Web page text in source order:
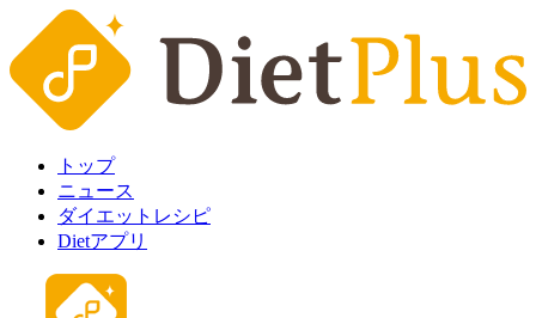
トップ
ニュース
ダイエットレシピ
Dietアプリ